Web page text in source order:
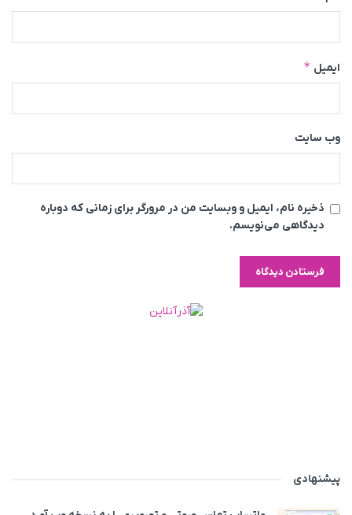
ایمیل *
وب‌ سایت
ذخیره نام، ایمیل و وبسایت من در مرورگر برای زمانی که دوباره
دیدگاهی می‌نویسم.
پیشنهادی